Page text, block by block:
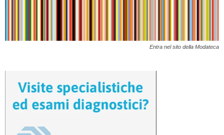
Entra nel sito della Modateca